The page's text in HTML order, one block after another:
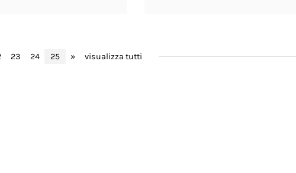
23 24 25 » visualizza tutti